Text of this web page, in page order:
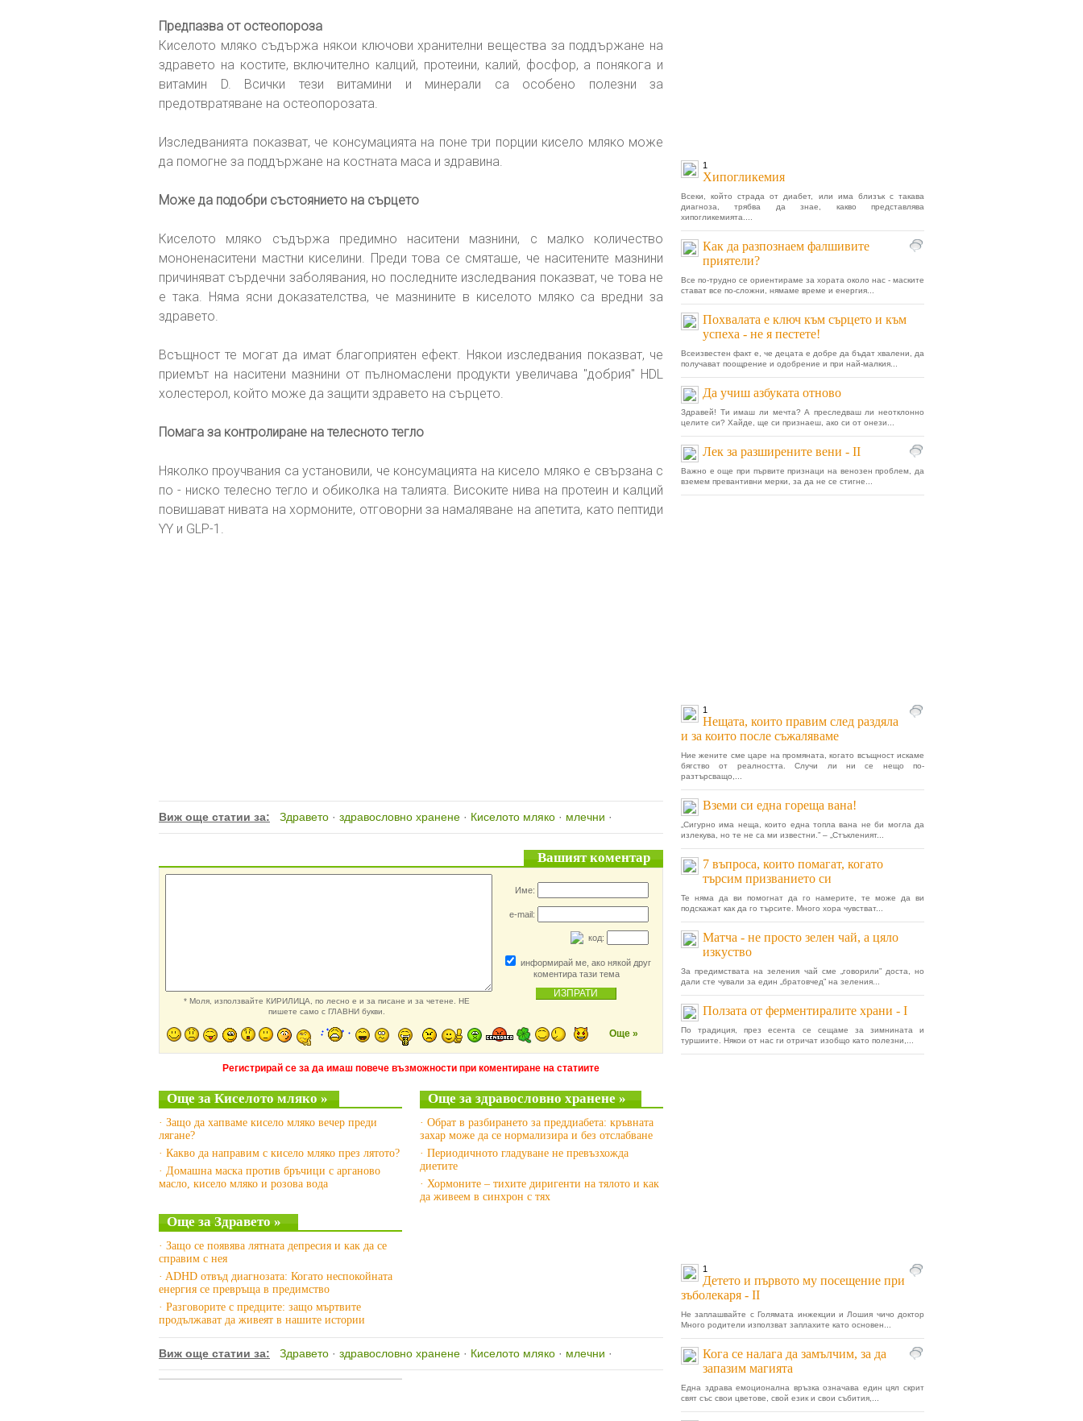
Предпазва от остеопороза
Киселото мляко съдържа някои ключови хранителни вещества за поддържане на
здравето на костите, включително калций, протеини, калий, фосфор, а понякога и
витамин D. Всички тези витамини и минерали са особено полезни за
предотвратяване на остеопорозата.
Изследванията показват, че консумацията на поне три порции кисело мляко може
да помогне за поддържане на костната маса и здравина.
Може да подобри състоянието на сърцето
Киселото мляко съдържа предимно наситени мазнини, с малко количество
мононенаситени мастни киселини. Преди това се смяташе, че наситените мазнини
причиняват сърдечни заболявания, но последните изследвания показват, че това не
е така. Няма ясни доказателства, че мазнините в киселото мляко са вредни за
здравето.
Всъщност те могат да имат благоприятен ефект. Някои изследвания показват, че
приемът на наситени мазнини от пълномаслени продукти увеличава "добрия" HDL
холестерол, който може да защити здравето на сърцето.
Помага за контролиране на телесното тегло
Няколко проучвания са установили, че консумацията на кисело мляко е свързана с
по - ниско телесно тегло и обиколка на талията. Високите нива на протеин и калций
повишават нивата на хормоните, отговорни за намаляване на апетита, като пептиди
YY и GLP-1.
Виж още статии за: Здравето · здравословно хранене · Киселото мляко · млечни ·
Вашият коментар
* Моля, използвайте КИРИЛИЦА, по лесно е и за писане и за четене. НЕ
пишете само с ГЛАВНИ букви.
Име:
e-mail:
код:
информирай ме, ако някой друг
коментира тази тема
Още »
Регистрирай се за да имаш повече възможности при коментиране на статиите
Още за Киселото мляко »
· Защо да хапваме кисело мляко вечер преди
лягане?
· Какво да направим с кисело мляко през лятото?
· Домашна маска против бръчици с арганово
масло, кисело мляко и розова вода
Още за здравословно хранене »
· Обрат в разбирането за преддиабета: кръвната
захар може да се нормализира и без отслабване
· Периодичното гладуване не превъзхожда
диетите
· Хормоните – тихите диригенти на тялото и как
да живеем в синхрон с тях
Още за Здравето »
· Защо се появява лятната депресия и как да се
справим с нея
· ADHD отвъд диагнозата: Когато неспокойната
енергия се превръща в предимство
· Разговорите с предците: защо мъртвите
продължават да живеят в нашите истории
Виж още статии за: Здравето · здравословно хранене · Киселото мляко · млечни ·
1
Хипогликемия
Всеки, който страда от диабет, или има близък с такава
диагноза, трябва да знае, какво представлява
хипогликемията....
Как да разпознаем фалшивите
приятели?
Все по-трудно се ориентираме за хората около нас - маските
стават все по-сложни, нямаме време и енергия...
Похвалата е ключ към сърцето и към
успеха - не я пестете!
Всеизвестен факт е, че децата е добре да бъдат хвалени, да
получават поощрение и одобрение и при най-малкия...
Да учиш азбуката отново
Здравей! Ти имаш ли мечта? А преследваш ли неотклонно
целите си? Хайде, ще си признаеш, ако си от онези...
Лек за разширените вени - II
Важно е още при първите признаци на венозен проблем, да
вземем превантивни мерки, за да не се стигне...
1
Нещата, които правим след раздяла
и за които после съжаляваме
Ние жените сме царе на промяната, когато всъщност искаме
бягство от реалността. Случи ли ни се нещо по-
разтърсващо,...
Вземи си една гореща вана!
„Сигурно има неща, които една топла вана не би могла да
излекува, но те не са ми известни.” – „Стъкленият...
7 въпроса, които помагат, когато
търсим призванието си
Те няма да ви помогнат да го намерите, те може да ви
подскажат как да го търсите. Много хора чувстват...
Матча - не просто зелен чай, а цяло
изкуство
За предимствата на зеления чай сме „говорили” доста, но
дали сте чували за един „братовчед” на зеления...
Ползата от ферментиралите храни - I
По традиция, през есента се сещаме за зимнината и
туршиите. Някои от нас ги отричат изобщо като полезни,...
1
Детето и първото му посещение при
зъболекаря - II
Не заплашвайте с Голямата инжекции и Лошия чичо доктор
Много родители използват заплахите като основен...
Кога се налага да замълчим, за да
запазим магията
Една здрава емоционална връзка означава един цял скрит
свят със свои цветове, свой език и свои събития,...